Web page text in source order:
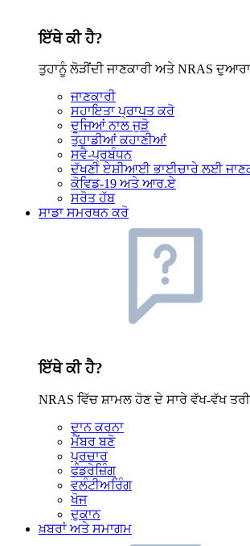
ਇੱਥੇ ਕੀ ਹੈ?
ਤੁਹਾਨੂੰ ਲੋੜੀਂਦੀ ਜਾਣਕਾਰੀ ਅਤੇ NRAS
ਜਾਣਕਾਰੀ
ਸਹਾਇਤਾ ਪ੍ਰਾਪਤ ਕਰੋ
ਦੂਜਿਆਂ ਨਾਲ ਜੁੜੋ
ਤੁਹਾਡੀਆਂ ਕਹਾਣੀਆਂ
ਸਵੈ-ਪ੍ਰਬੰਧਨ
ਦੱਖਣੀ ਏਸ਼ੀਆਈ ਭਾਈਚਾਰੇ ਲਈ
ਕੋਵਿਡ-19 ਅਤੇ ਆਰ.ਏ
ਸਰੋਤ ਹੱਬ
ਸਾਡਾ ਸਮਰਥਨ ਕਰੋ
ਇੱਥੇ ਕੀ ਹੈ?
NRAS ਵਿੱਚ ਸ਼ਾਮਲ ਹੋਣ ਦੇ ਸਾਰੇ ਵੱਖ-ਵੱਖ
ਦਾਨ ਕਰਨਾ
ਮੈਂਬਰ ਬਣੋ
ਪ੍ਰਚਾਰ
ਫੰਡਰੇਜ਼ਿੰਗ
ਵਲੰਟੀਅਰਿੰਗ
ਖੋਜ
ਦੁਕਾਨ
ਖ਼ਬਰਾਂ ਅਤੇ ਸਮਾਗਮ